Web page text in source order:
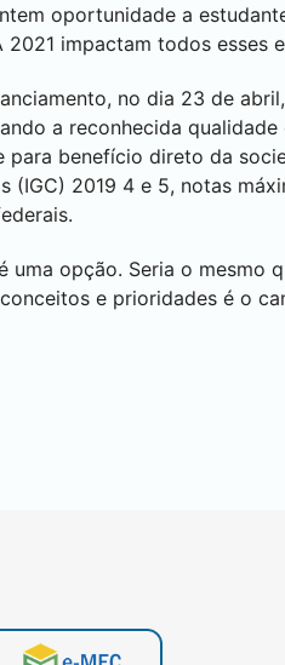
oportunidade a
impactam todos esses
no dia 23 de
a reconhecida
benefício direto da
(IGC) 2019 4 e 5, notas
uma opção. Seria o mesmo
e prioridades é o